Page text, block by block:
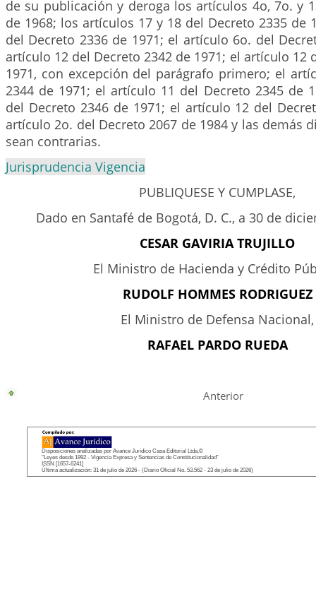
de su publicación y deroga los artículos 4o, 7o. y
de 1968; los artículos 17 y 18 del Decreto 2335 de
del Decreto 2336 de 1971; el artículo 6o. del
artículo 12 del Decreto 2342 de 1971; el artículo 12
1971, con excepción del parágrafo primero; el
2344 de 1971; el artículo 11 del Decreto 2345 de
del Decreto 2346 de 1971; el artículo 12 del
artículo 2o. del Decreto 2067 de 1984 y las demás
sean contrarias.
Jurisprudencia Vigencia
PUBLIQUESE Y CUMPLASE,
Dado en Santafé de Bogotá, D. C., a 30 de
CESAR GAVIRIA TRUJILLO
El Ministro de Hacienda y Crédito
RUDOLF HOMMES RODRIGUEZ
El Ministro de Defensa Nacional,
RAFAEL PARDO RUEDA
Anterior
Disposiciones analizadas por Avance Jurídico Casa Editorial Ltda.©
"Leyes desde 1992 - Vigencia Expresa y Sentencias de Constitucionalidad"
ISSN [1657-6241]
Última actualización: 31 de julio de 2026 - (Diario Oficial No. 53.562 - 23 de julio de 2026)